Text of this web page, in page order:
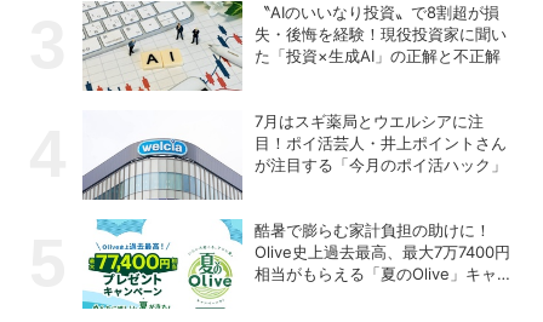
〝AIのいいなり投資〟で8割超が損
失・後悔を経験！現役投資家に聞い
た「投資×生成AI」の正解と不正解
7月はスギ薬局とウエルシアに注
目！ポイ活芸人・井上ポイントさん
が注目する「今月のポイ活ハック」
酷暑で膨らむ家計負担の助けに！
Olive史上過去最高、最大7万7400円
相当がもらえる「夏のOlive」キャン